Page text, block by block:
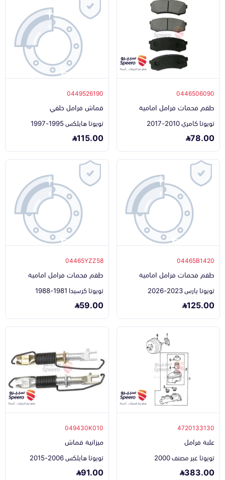
0446506090
طقم فحمات فرامل امامية
تويوتا كامري 2010-2017
78.00
0449526190
قماش فرامل خلفي
تويوتا هايلكس 1995-1997
115.00
04465B1420
طقم فحمات فرامل امامية
تويوتا يارس 2023-2026
125.00
04465YZZ58
طقم فحمات فرامل امامية
تويوتا كرسيدا 1981-1988
59.00
4720133130
علبة فرامل
تويوتا غير مصنف 2000
383.00
049430K010
ميزانية قماش
تويوتا هايلكس 2006-2015
91.00